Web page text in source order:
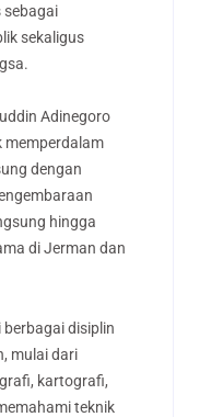
sebagai
sekaligus
Adinegoro
memperdalam
dengan
hingga
di Jerman dan
berbagai disiplin
mulai dari
kartografi,
teknik